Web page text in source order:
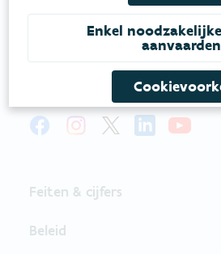
Onze leefomgeving
Daarvoor zetten we samen
een duurzaam lucht-, water-
VOLG VMM OP SOCIALE MEDIA
Feiten & cijfers
Beleid
Enkel
aanvaarden